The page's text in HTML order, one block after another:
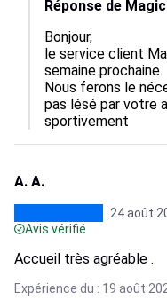
Réponse de
Bonjour,
le service client
semaine prochaine.
Nous ferons le
pas lésé par votre
sportivement
A. A.
24 août
Avis vérifié
Accueil très agréable .
Expérience du : 19 août